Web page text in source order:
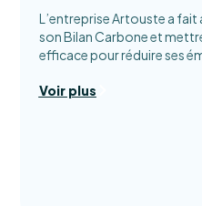
L’entreprise Artouste a fait
son Bilan Carbone et
efficace pour réduire ses
Voir plus